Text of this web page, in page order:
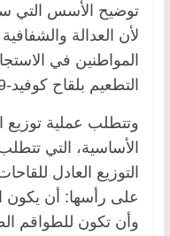
توضيح الأسس التي
لأن العدالة
المواطنين في
التطعيم بلقاح كوفيد-19.
وتتطلب عملية توزيع
الأساسية، التي
التوزيع العادل
على رأسها: أن يكون
وأن تكون للطواقم